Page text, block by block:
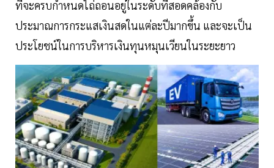
ที่จะครบกำหนดไถ่ถอนอยู่ในระดับที่สอดคล้องกับ
ประมาณการกระแสเงินสดในแต่ละปีมากขึ้น และจะเป็น
ประโยชน์ในการบริหารเงินทุนหมุนเวียนในระยะยาว